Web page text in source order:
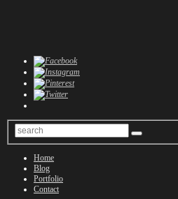
Home
Blog
Portfolio
Contact